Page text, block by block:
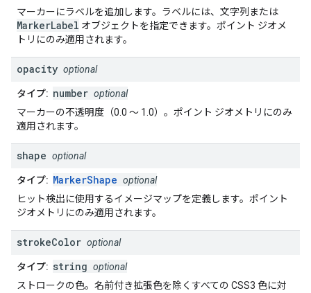
マーカーにラベルを追加します。ラベルには、文字列または
MarkerLabel オブジェクトを指定できます。ポイント ジオメ
トリにのみ適用されます。
opacity optional
タイプ: number optional
マーカーの不透明度（0.0 ～ 1.0）。ポイント ジオメトリにのみ
適用されます。
shape optional
タイプ: MarkerShape optional
ヒット検出に使用するイメージマップを定義します。ポイント
ジオメトリにのみ適用されます。
strokeColor optional
タイプ: string optional
ストロークの色。名前付き拡張色を除くすべての CSS3 色に対